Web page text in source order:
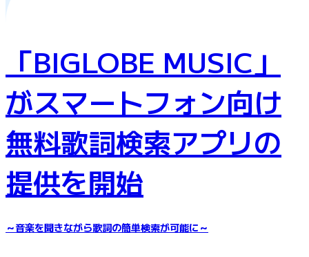
「BIGLOBE MUSIC」
がスマートフォン向け
無料歌詞検索アプリの
提供を開始
～音楽を聞きながら歌詞の簡単検索が可能に～